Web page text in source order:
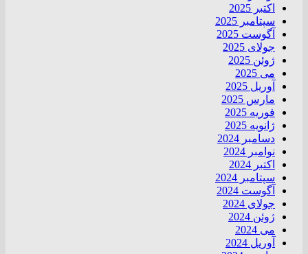
اکتبر 2025
سپتامبر 2025
آگوست 2025
جولای 2025
ژوئن 2025
می 2025
آوریل 2025
مارس 2025
فوریه 2025
ژانویه 2025
دسامبر 2024
نوامبر 2024
اکتبر 2024
سپتامبر 2024
آگوست 2024
جولای 2024
ژوئن 2024
می 2024
آوریل 2024